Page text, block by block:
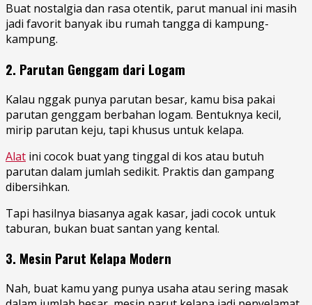
Buat nostalgia dan rasa otentik, parut manual ini masih
jadi favorit banyak ibu rumah tangga di kampung-
kampung.
2. Parutan Genggam dari Logam
Kalau nggak punya parutan besar, kamu bisa pakai
parutan genggam berbahan logam. Bentuknya kecil,
mirip parutan keju, tapi khusus untuk kelapa.
Alat ini cocok buat yang tinggal di kos atau butuh
parutan dalam jumlah sedikit. Praktis dan gampang
dibersihkan.
Tapi hasilnya biasanya agak kasar, jadi cocok untuk
taburan, bukan buat santan yang kental.
3. Mesin Parut Kelapa Modern
Nah, buat kamu yang punya usaha atau sering masak